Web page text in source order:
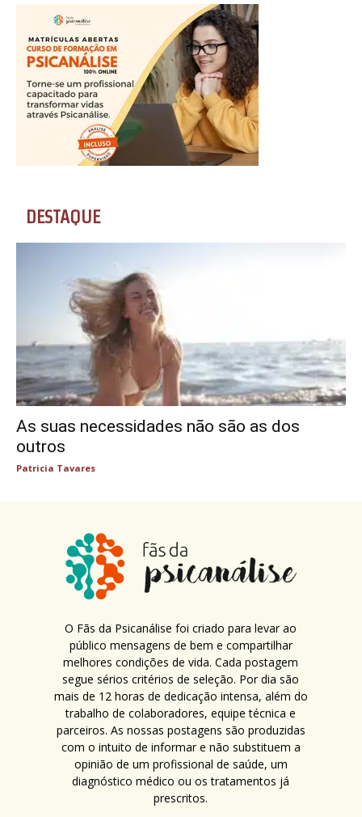
DESTAQUE
As suas necessidades não são as dos
outros
Patricia Tavares
O Fãs da Psicanálise foi criado para levar ao
público mensagens de bem e compartilhar
melhores condições de vida. Cada postagem
segue sérios critérios de seleção. Por dia são
mais de 12 horas de dedicação intensa, além do
trabalho de colaboradores, equipe técnica e
parceiros. As nossas postagens são produzidas
com o intuito de informar e não substituem a
opinião de um profissional de saúde, um
diagnóstico médico ou os tratamentos já
prescritos.